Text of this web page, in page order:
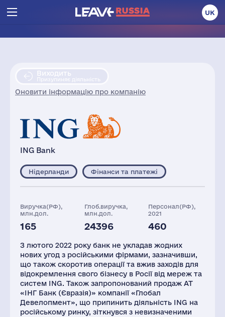
UK
Виходить
Призупиняє діяльність
Оновити інформацію про компанію
ING Bank
Нідерланди Фінанси та платежі
Виручка(РФ),
млн.дол.
165
Глоб.виручка,
млн.дол.
24396
Персонал(РФ),
2021
460
млн.дол.
485
млн.дол.
1061
млн.дол.
28
З лютого 2022 року банк не укладав жодних
нових угод з російськими фірмами, зазначивши,
що також скоротив операції та вжив заходів для
відокремлення свого бізнесу в Росії від мереж та
систем ING. Також запропонований продаж АТ
«ІНГ Банк (Євразія)» компанії «Глобал
Девелопмент», що припинить діяльність ING на
російському ринку, зіткнувся з невизначеними